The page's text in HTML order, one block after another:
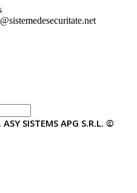
ASY SISTEMS APG S.R.L. ©